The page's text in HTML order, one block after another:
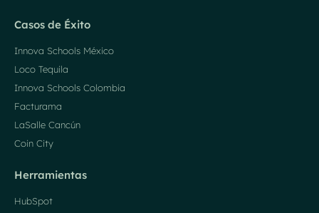
Casos de Éxito
Innova Schools México
Loco Tequila
Innova Schools Colombia
Facturama
LaSalle Cancún
Coin City
Herramientas
HubSpot